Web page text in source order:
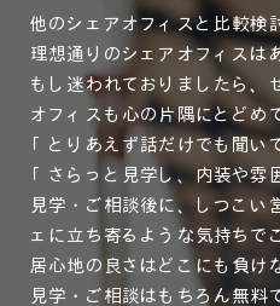
他のシェアオフィスと比較検
理想通りのシェアオフィスは
もし迷われておりましたら、
オフィスも心の片隅にとどめ
「とりあえず話だけでも聞い
「さらっと見学し、内装や雰
見学・ご相談後に、しつこい
ェに立ち寄るような気持ちで
居心地の良さはどこにも負け
見学・ご相談はもちろん無料